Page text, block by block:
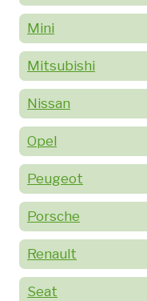
Mini
Mitsubishi
Nissan
Opel
Peugeot
Porsche
Renault
Seat